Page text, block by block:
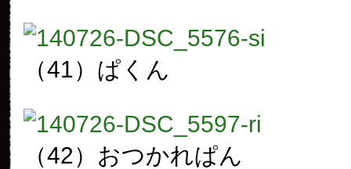
（41）ぱくん
（42）おつかれぱん